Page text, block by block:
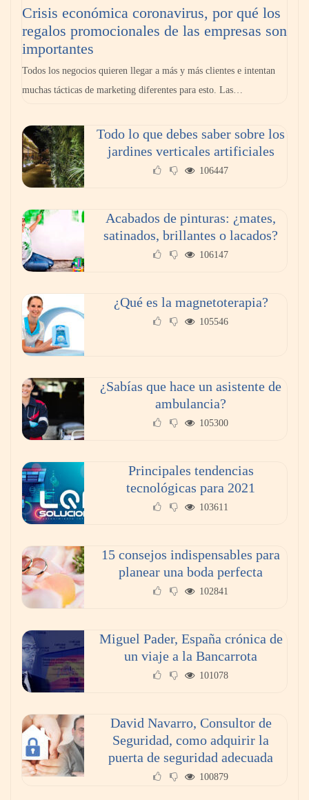
La llanta más cara puede ser la que menos
cuesta: Michelin lo demuestra ante notario
público
transición a la jornada de 40 horas? Guía
InfoBlock
Reforestando con el Corazón regresa a Sierra
de Guadalupe
La cartera vencida hipotecaria aumenta al
doble de velocidad que la cartera sana en
Toro Tapas inaugura su Raw Bar: una
experiencia desde mediodía hasta el
anochecer con cocina abierta
Crisis económica coronavirus, por qué los
regalos promocionales de las empresas son
importantes
Todos los negocios quieren llegar a más y más clientes e intentan
muchas tácticas de marketing diferentes para esto. Las…
Todo lo que debes saber sobre los
jardines verticales artificiales
106447
Acabados de pinturas: ¿mates,
satinados, brillantes o lacados?
106147
¿Qué es la magnetoterapia?
105546
¿Sabías que hace un asistente de
ambulancia?
105300
Principales tendencias
tecnológicas para 2021
103611
15 consejos indispensables para
planear una boda perfecta
102841
Miguel Pader, España crónica de
un viaje a la Bancarrota
101078
David Navarro, Consultor de
Seguridad, como adquirir la
puerta de seguridad adecuada
100879